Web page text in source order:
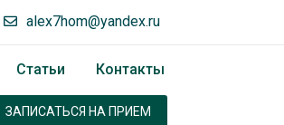
alex7hom@yandex.ru
Статьи Контакты
ЗАПИСАТЬСЯ НА ПРИЕМ